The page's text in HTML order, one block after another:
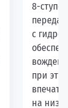
8-
с
при
на